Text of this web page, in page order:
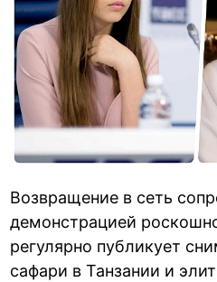
Возвращение в сеть
демонстрацией
регулярно публикует
сафари в Танзании и